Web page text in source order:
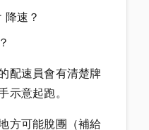
速？
配速員會有清楚牌
示意起跑。
方可能脫團（補給